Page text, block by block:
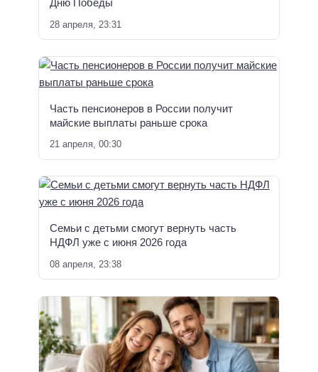
Дню Победы
28 апреля, 23:31
Часть пенсионеров в России получит
майские выплаты раньше срока
21 апреля, 00:30
Семьи с детьми смогут вернуть часть
НДФЛ уже с июня 2026 года
08 апреля, 23:38